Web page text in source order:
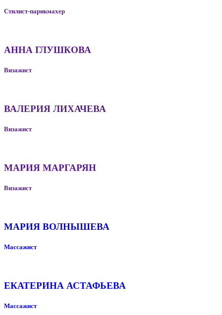
Стилист-парикмахер
АННА ГЛУШКОВА
Визажист
ВАЛЕРИЯ ЛИХАЧЕВА
Визажист
МАРИЯ МАРГАРЯН
Визажист
МАРИЯ ВОЛНЫШЕВА
Массажист
ЕКАТЕРИНА АСТАФЬЕВА
Массажист